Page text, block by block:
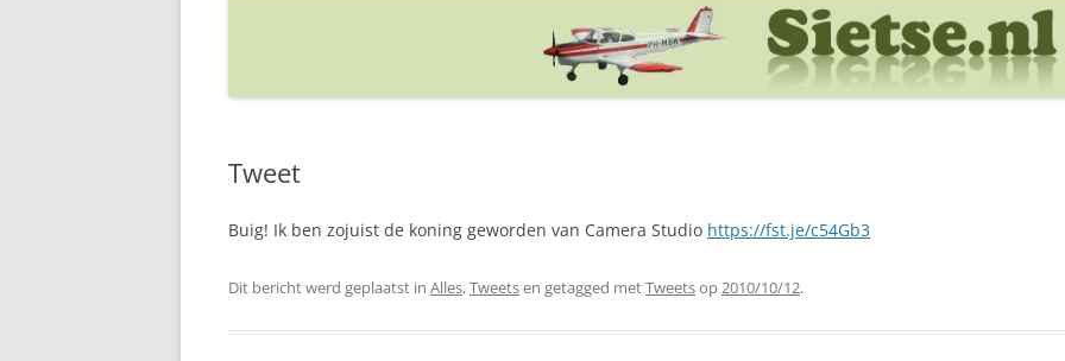
Tweet
Buig! Ik ben zojuist de koning geworden van Camera Studio https://fst.je/c54Gb3
Dit bericht werd geplaatst in Alles,Tweetsen getagged metTweetsop2010/10/12.